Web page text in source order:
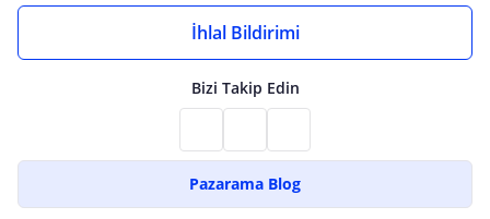
İhlal Bildirimi
Bizi Takip Edin
Pazarama Blog